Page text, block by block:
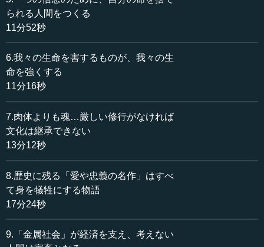
げる」について説明します。
一つ目の「人間の本質を知る」。「人間は、まず魂であ
が「魂の宿るものが人間と成る」です。魂の入っているも
のが人間ですから、べつに生命である必要はない。動物で
ある必要もないのです。
もしかしたら将来、植物の中に入るかもしれません。も
しかしたら物体の中に入るかもしれない。何に入るかは私
もわかりません。わからないけれど、「魂」という宇宙エ
そう考えていくと、私は今の人類の動きが未来論として
読めるようになってきました。未来の人間は、魂を持つ電
脳機械と化す。そういうことを最近思い始めています。
私は人類史が好きで、さんざん研究する中で思うのは、
られる人間をつくる
11分52秒
6.我々の生命を害するものが、我々の生
命を強くする
11分16秒
7.肉体よりも魂…厳しい修行がなければ
文化は継承できない
13分12秒
8.歴史に残る「愛や忠義の名作」はすべ
て身を犠牲にする物語
17分24秒
9.「金属社会」が経済を支え、考えない